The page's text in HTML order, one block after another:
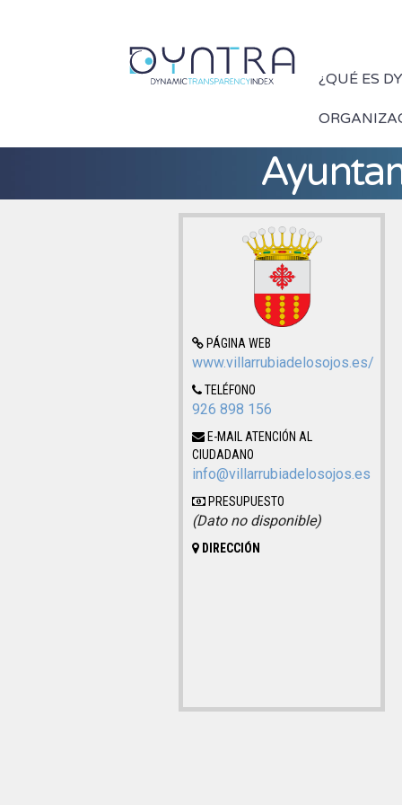
¿QUÉ ES
PÁGINA WEB
www.villarrubiadelosojos.es/
TELÉFONO
926 898 156
E-MAIL ATENCIÓN AL
CIUDADANO
info@villarrubiadelosojos.es
PRESUPUESTO
(Dato no disponible)
DIRECCIÓN